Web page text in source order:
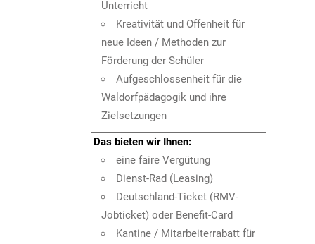
Unterricht
Kreativität und Offenheit für
neue Ideen / Methoden zur
Förderung der Schüler
Aufgeschlossenheit für die
Waldorfpädagogik und ihre
Zielsetzungen
Das bieten wir Ihnen:
eine faire Vergütung
Dienst-Rad (Leasing)
Deutschland-Ticket (RMV-
Jobticket) oder Benefit-Card
Kantine / Mitarbeiterrabatt für